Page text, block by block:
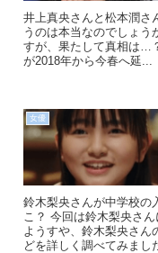
井上真央さんと松本潤さ
うのは本当なのでしょう
すが、果たして真相は…
が2018年から今春へ延...
女優
鈴木梨央さんが中学校の
こ？ 今回は鈴木梨央さ
ようすや、鈴木梨央さん
どを詳しく調べてみまし